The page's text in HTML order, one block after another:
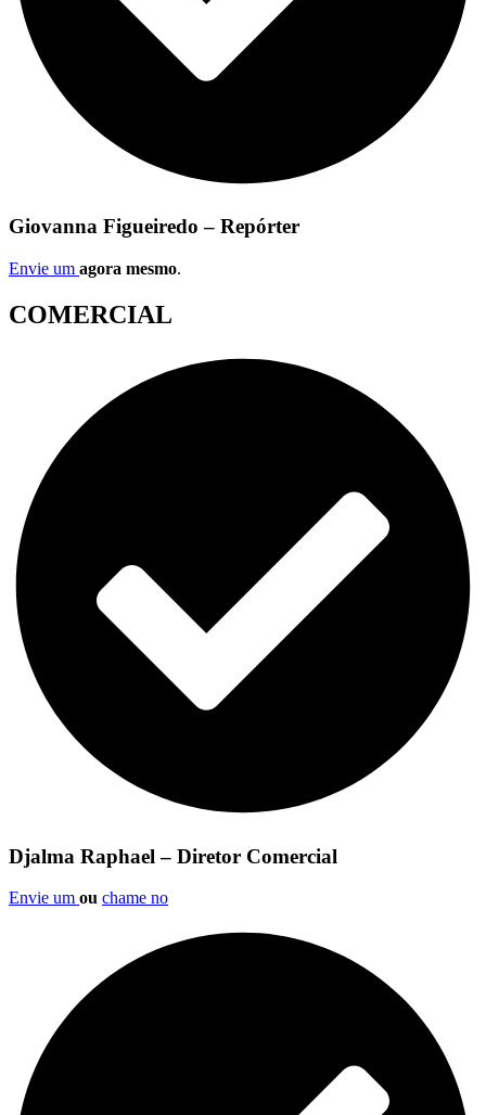
Giovanna Figueiredo – Repórter
Envie um agora mesmo.
COMERCIAL
Djalma Raphael – Diretor Comercial
Envie um ou chame no